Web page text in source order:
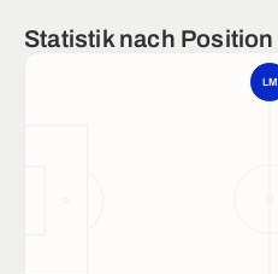
Statistik nach Position
LM